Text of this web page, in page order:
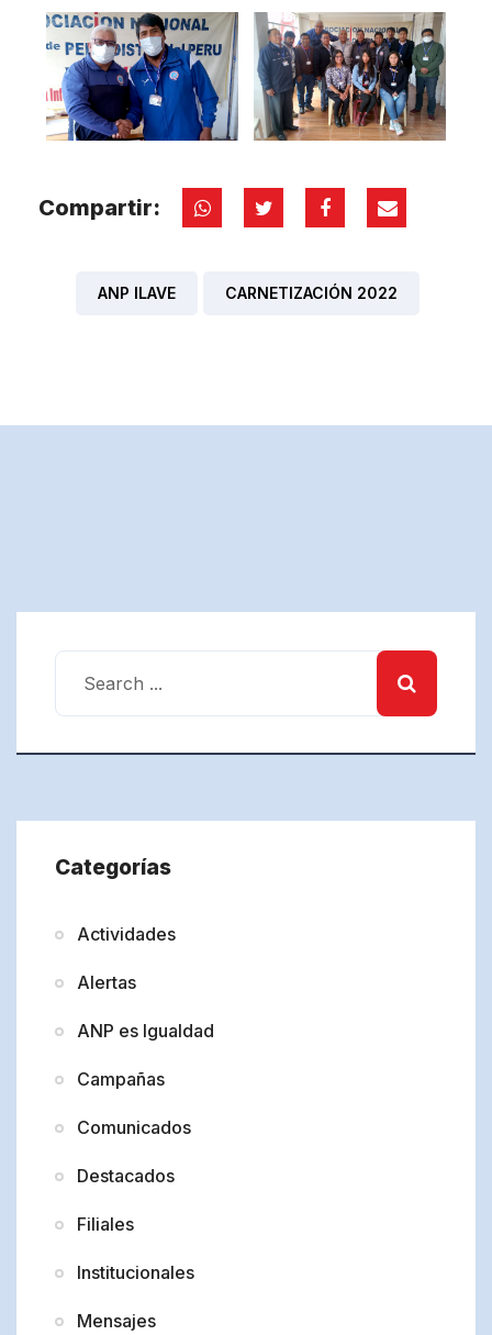
Compartir:
ANP ILAVE CARNETIZACIÓN 2022
Categorías
Actividades
Alertas
ANP es Igualdad
Campañas
Comunicados
Destacados
Filiales
Institucionales
Mensajes